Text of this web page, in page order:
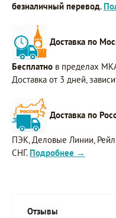
безналичный перевод.
Доставка по
Бесплатно в пределах
Доставка от 3 дней,
Доставка по
ПЭК, Деловые Линии,
СНГ. Подробнее →
Отзывы